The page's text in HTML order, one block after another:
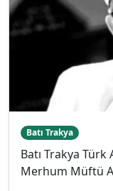
Batı Trakya
Batı Trakya Türk
Merhum Müftü